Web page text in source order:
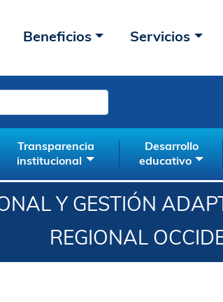
Beneficios Servicios
Transparencia
institucional
Desarrollo
educativo
Y GESTIÓN
REGIONAL